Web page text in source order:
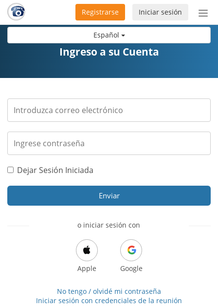
Español
de
Iniciar sesión
Registrarse
Ingreso a su Cuenta
Dejar Sesión Iniciada
Enviar
o iniciar sesión con
Apple Google
No tengo / olvidé mi contraseña
Iniciar sesión con credenciales de la reunión